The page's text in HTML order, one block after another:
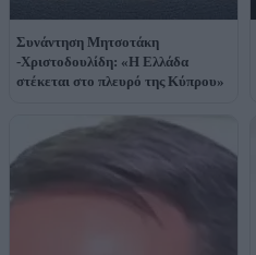
Συνάντηση Μητσοτάκη
-Χριστοδουλίδη: «Η Ελλάδα
στέκεται στο πλευρό της Κύπρου»